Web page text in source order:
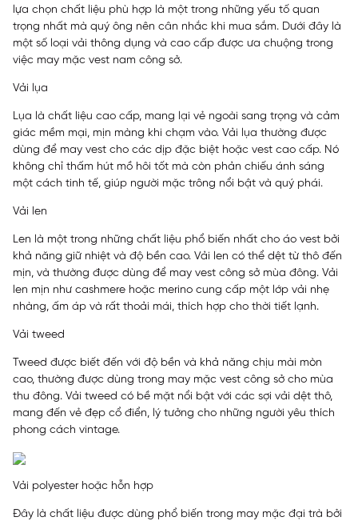
lựa chọn chất liệu phù hợp là một trong những yếu tố quan
trọng nhất mà quý ông nên cân nhắc khi mua sắm. Dưới đây là
một số loại vải thông dụng và cao cấp được ưa chuộng trong
việc may mặc vest nam công sở.
Vải lụa
Lụa là chất liệu cao cấp, mang lại vẻ ngoài sang trọng và cảm
giác mềm mại, mịn màng khi chạm vào. Vải lụa thường được
dùng để may vest cho các dịp đặc biệt hoặc vest cao cấp. Nó
không chỉ thấm hút mồ hôi tốt mà còn phản chiếu ánh sáng
một cách tinh tế, giúp người mặc trông nổi bật và quý phái.
Vải len
Len là một trong những chất liệu phổ biến nhất cho áo vest bởi
khả năng giữ nhiệt và độ bền cao. Vải len có thể dệt từ thô đến
mịn, và thường được dùng để may vest công sở mùa đông. Vải
len mịn như cashmere hoặc merino cung cấp một lớp vải nhẹ
nhàng, ấm áp và rất thoải mái, thích hợp cho thời tiết lạnh.
Vải tweed
Tweed được biết đến với độ bền và khả năng chịu mài mòn
cao, thường được dùng trong may mặc vest công sở cho mùa
thu đông. Vải tweed có bề mặt nổi bật với các sợi vải dệt thô,
mang đến vẻ đẹp cổ điển, lý tưởng cho những người yêu thích
phong cách vintage.
Vải polyester hoặc hỗn hợp
Đây là chất liệu được dùng phổ biến trong may mặc đại trà bởi